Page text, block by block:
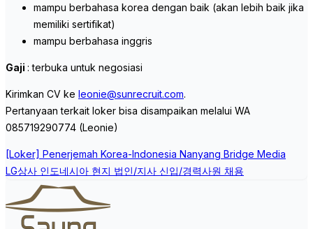
mampu berbahasa korea dengan baik (akan lebih baik jika
memiliki sertifikat)
mampu berbahasa inggris
Gaji : terbuka untuk negosiasi
Kirimkan CV ke leonie@sunrecruit.com.
Pertanyaan terkait loker bisa disampaikan melalui WA
085719290774 (Leonie)
Post
navigation
[Loker] Penerjemah Korea-Indonesia Nanyang Bridge Media
LG상사 인도네시아 현지 법인/지사 신입/경력사원 채용